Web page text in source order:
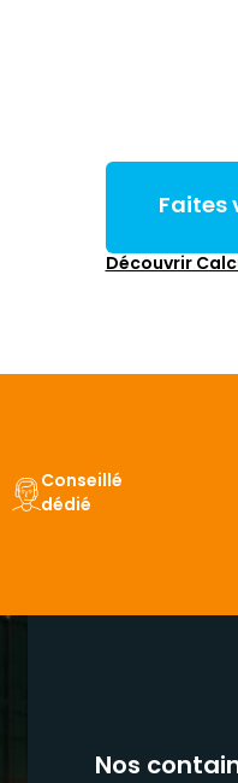
Faites
Découvrir
Conseillé
dédié
Nos